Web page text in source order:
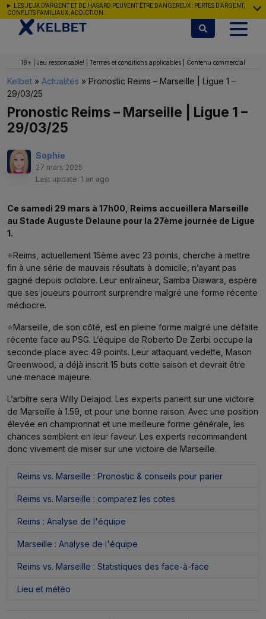
Aller au contenu
LES JEUX D'ARGENT ET DE HASARD PEUVENT ÊTRE DANGEREUX : PERTES D'ARGENT,
CONFLITS FAMILIAUX, ADDICTION.
18+ | Jeu responsable! | Termes et conditions applicables | Contenu commercial
Kelbet » Actualités » Pronostic Reims – Marseille | Ligue 1 –
29/03/25
Pronostic Reims – Marseille | Ligue 1 –
29/03/25
Sophie
27 mars 2025
Last update: 1 an ago
Ce samedi 29 mars à 17h00, Reims accueillera Marseille
au Stade Auguste Delaune pour la 27ème journée de Ligue
1.
⭐Reims, actuellement 15ème avec 23 points, cherche à mettre
fin à une série de mauvais résultats à domicile, n’ayant pas
gagné depuis octobre. Leur entraîneur, Samba Diawara, espère
que ses joueurs pourront surprendre malgré une forme récente
médiocre.
⭐Marseille, de son côté, est en pleine forme malgré une défaite
récente face au PSG. L’équipe de Roberto De Zerbi occupe la
seconde place avec 49 points. Leur attaquant vedette, Mason
Greenwood, a déjà inscrit 15 buts cette saison et devrait être
une menace majeure.
L’arbitre sera Willy Delajod. Les experts parient sur une victoire
de Marseille à 1.59, et pour une bonne raison. Avec une position
élevée en championnat et une meilleure forme générale, les
chances semblent en leur faveur. Les experts recommandent
donc vivement de miser sur une victoire de Marseille.
Reims vs. Marseille : Pronostic & conseils pour parier
Reims vs. Marseille : comparez les cotes
Reims : Analyse de l'équipe
Marseille : Analyse de l'équipe
Reims vs. Marseille : Statistiques des face-à-face
Lieu et météo